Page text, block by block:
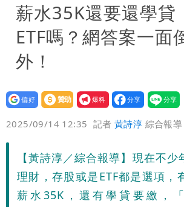
盪 這幾區飆豪雨
薪水35K還要還學
ETF嗎？網答案一面
外！
設為
贊助
我要
爆料
2025/09/14 12:35 記者黃詩淳 綜合報導
【黃詩淳／綜合報導】現在不
理財，存股或是ETF都是選項，
薪水35K，還有學貸要繳，